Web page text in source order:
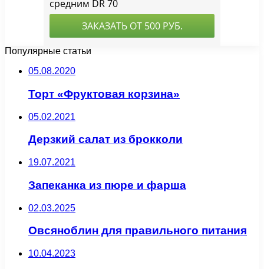
Популярные статьи
05.08.2020
Торт «Фруктовая корзина»
05.02.2021
Дерзкий салат из брокколи
19.07.2021
Запеканка из пюре и фарша
02.03.2025
Овсяноблин для правильного питания
10.04.2023